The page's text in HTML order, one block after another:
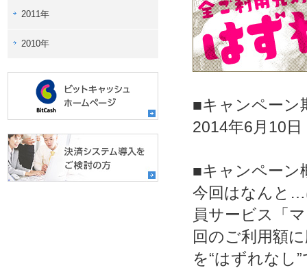
2011年
2010年
■キャンペーン
2014年6月10
■キャンペーン
今回はなんと…
員サービス「
回のご利用額
を“はずれなし